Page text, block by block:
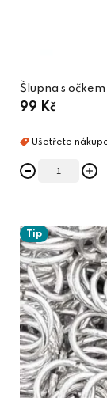
Šlupna s
99 Kč
Tip